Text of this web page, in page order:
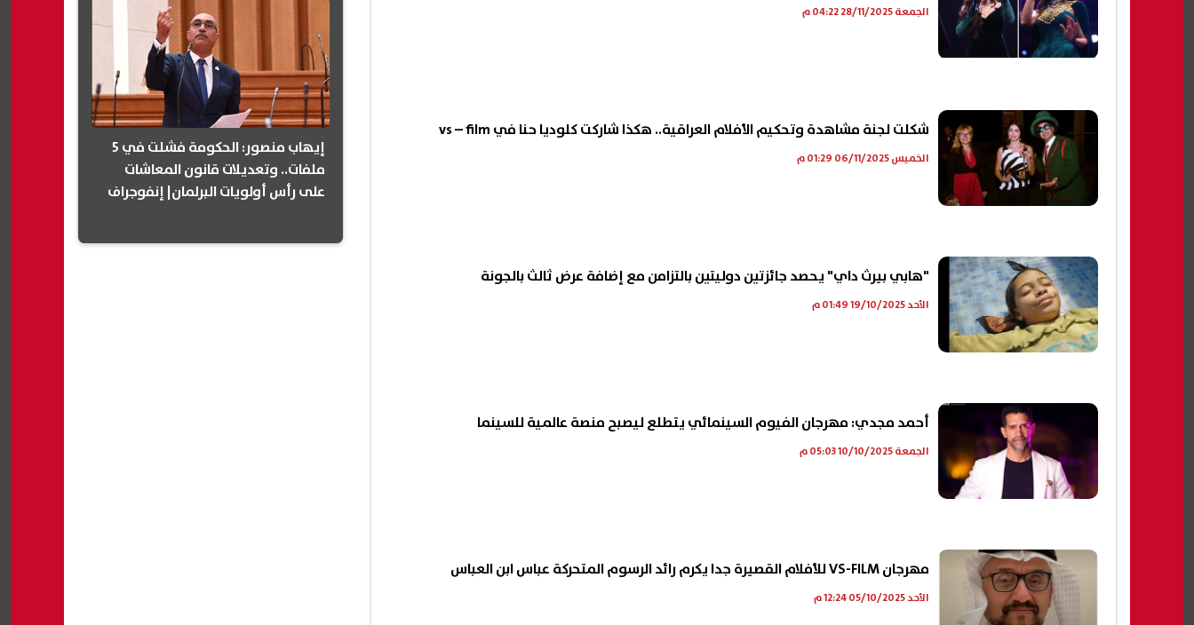
الجمعة 28/11/2025 04:22 م
شكلت لجنة مشاهدة وتحكيم الأفلام العراقية.. هكذا شاركت كلوديا حنا في vs – film
الخميس 06/11/2025 01:29 م
"هابي بيرث داي" يحصد جائزتين دوليتين بالتزامن مع إضافة عرض ثالث بالجونة
الأحد 19/10/2025 01:49 م
أحمد مجدي: مهرجان الفيوم السينمائي يتطلع ليصبح منصة عالمية للسينما
الجمعة 10/10/2025 05:03 م
مهرجان VS-FILM للأفلام القصيرة جدا يكرم رائد الرسوم المتحركة عباس ابن العباس
الأحد 05/10/2025 12:24 م
إيهاب منصور: الحكومة فشلت في 5
ملفات.. وتعديلات قانون المعاشات
على رأس أولويات البرلمان| إنفوجراف